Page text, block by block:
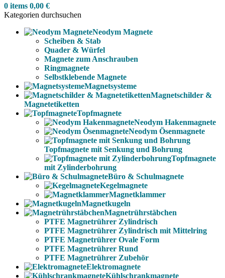
0 items 0,00 €
Kategorien durchsuchen
Neodym Magnete
Scheiben & Stab
Quader & Würfel
Magnete zum Anschrauben
Ringmagnete
Selbstklebende Magnete
Magnetsysteme
Magnetschilder &
Magnetetiketten
Topfmagnete
Neodym Hakenmagnete
Neodym Ösenmagnete
Topfmagnete mit Senkung und Bohrung
Topfmagnete
mit Zylinderbohrung
Büro & Schulmagnete
Kegelmagnete
Magnetklammer
Magnetkugeln
Magnetrührstäbchen
PTFE Magnetrührer Zylindrisch
PTFE Magnetrührer Zylindrisch mit Mittelring
PTFE Magnetrührer Ovale Form
PTFE Magnetrührer Rund
PTFE Magnetrührer Zubehör
Elektromagnete
Kühlschrankmagnete